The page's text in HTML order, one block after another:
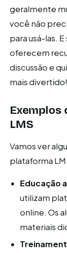
geralmente
você não
para usá-las.
oferecem
discussão e
mais divertido!
Exemplos
LMS
Vamos ver
plataforma
Educação
utilizam
online. Os
materiais